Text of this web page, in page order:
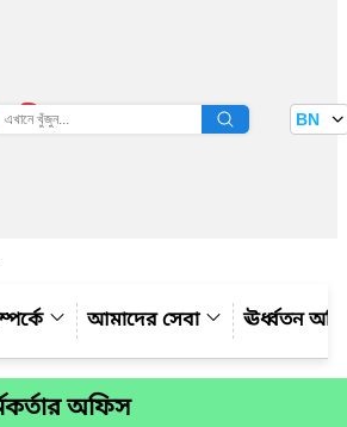
তথ্য বাতায়ন BN
আমাদের সেবা ঊর্ধ্বতন
অফিস